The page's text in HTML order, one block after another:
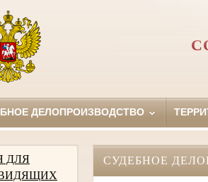
ДЕЛОПРОИЗВОДСТВО
ДЛЯ
СУДЕБНОЕ